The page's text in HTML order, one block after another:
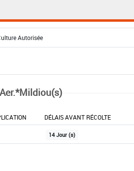
DÉLAIS AVANT RÉCOLTE
14 Jour (s)